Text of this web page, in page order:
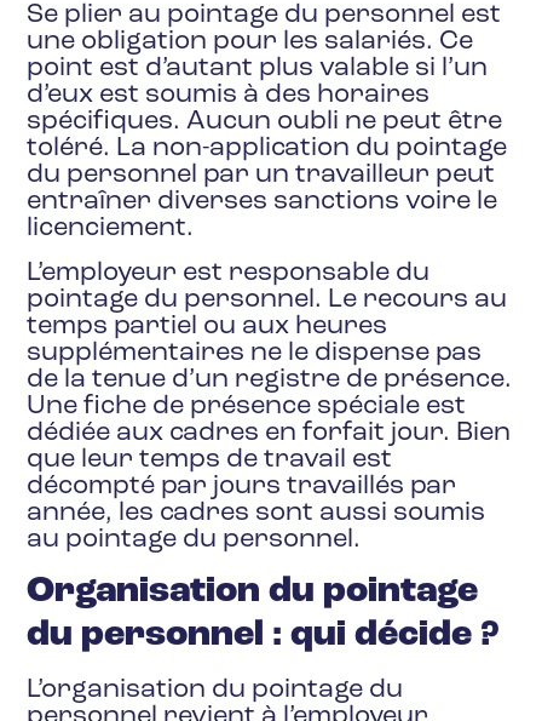
Se plier au pointage du personnel est
une obligation pour les salariés. Ce
point est d’autant plus valable si l’un
d’eux est soumis à des horaires
spécifiques. Aucun oubli ne peut être
toléré. La non-application du pointage
du personnel par un travailleur peut
entraîner diverses sanctions voire le
licenciement.
L’employeur est responsable du
pointage du personnel. Le recours au
temps partiel ou aux heures
supplémentaires ne le dispense pas
de la tenue d’un registre de présence.
Une fiche de présence spéciale est
dédiée aux cadres en forfait jour. Bien
que leur temps de travail est
décompté par jours travaillés par
année, les cadres sont aussi soumis
au pointage du personnel.
Organisation du pointage
du personnel : qui décide ?
L’organisation du pointage du